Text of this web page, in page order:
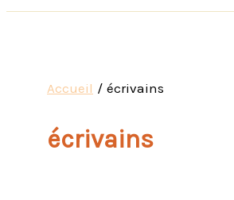
Accueil écrivains
écrivains